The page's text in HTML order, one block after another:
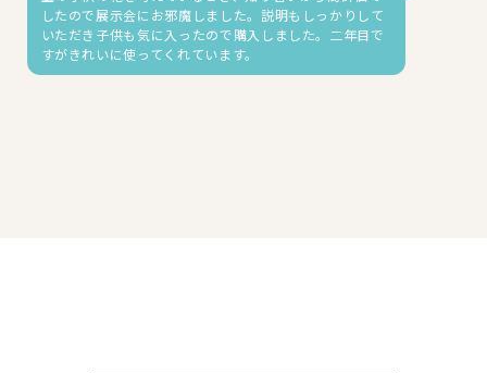
したので展示会にお邪魔しました。説明もしっかりして
いただき子供も気に入ったので購入しました。二年目で
すがきれいに使ってくれています。